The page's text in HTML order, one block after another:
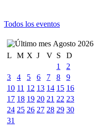
Todos los eventos
Agosto 2026
L
M X J V S
D
1
2
3
4 5 6 7 8
9
10 11 12 13 14 15 16
17 18 19 20 21 22 23
24 25 26 27 28 29 30
31